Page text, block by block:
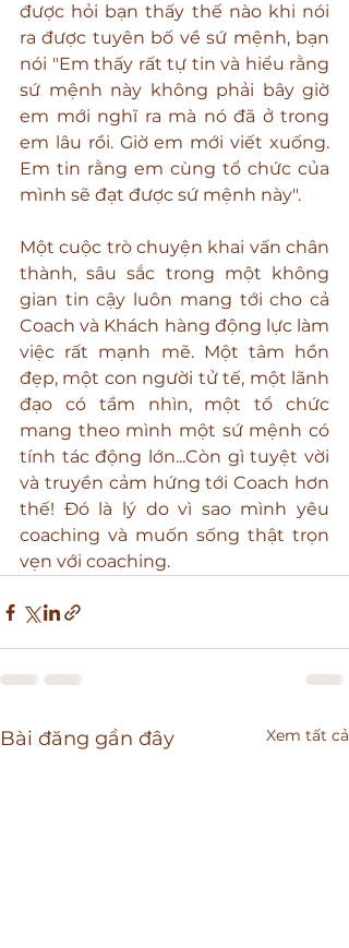
được hỏi bạn thấy thế nào khi nói
ra được tuyên bố về sứ mệnh, bạn
nói "Em thấy rất tự tin và hiểu rằng
sứ mệnh này không phải bây giờ
em mới nghĩ ra mà nó đã ở trong
em lâu rồi. Giờ em mới viết xuống.
Em tin rằng em cùng tổ chức của
mình sẽ đạt được sứ mệnh này".
Một cuộc trò chuyện khai vấn chân
thành, sâu sắc trong một không
gian tin cậy luôn mang tới cho cả
Coach và Khách hàng động lực làm
việc rất mạnh mẽ. Một tâm hồn
đẹp, một con người tử tế, một lãnh
đạo có tầm nhìn, một tổ chức
mang theo mình một sứ mệnh có
tính tác động lớn...Còn gì tuyệt vời
và truyền cảm hứng tới Coach hơn
thế! Đó là lý do vì sao mình yêu
coaching và muốn sống thật trọn
vẹn với coaching.
Bài đăng gần đây Xem tất cả